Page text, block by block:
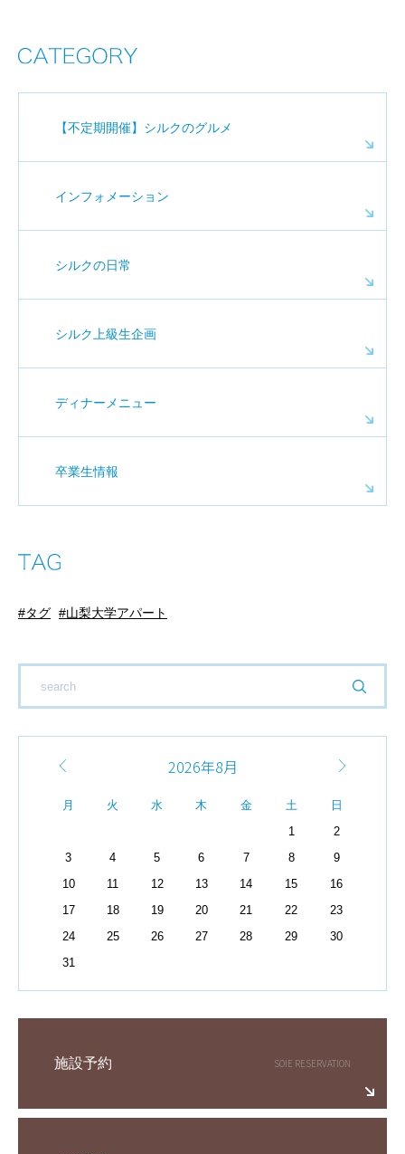
【不定期開催】シルクのグルメ
インフォメーション
シルクの日常
シルク上級生企画
ディナーメニュー
卒業生情報
タグ 山梨大学アパート
2026年8月
月 火 水 木 金 土
日
1
2
3
4 5 6 7 8
9
10
11 12 13 14 15
16
17
18 19 20 21 22
23
24
25 26 27 28 29
30
31
施設予約